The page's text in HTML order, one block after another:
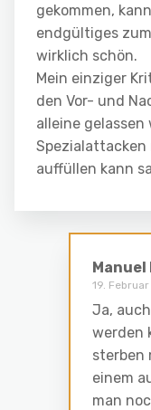
gekommen,
endgültiges
wirklich schön.
Mein einziger
den Vor- und
alleine gelassen
Spezialattacken
auffüllen kann
19.
Ja,
werden
sterben
einem
man